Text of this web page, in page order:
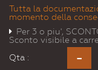
Tutta la
momento della
Per 3 o piu',
Sconto visibile a
Qta :